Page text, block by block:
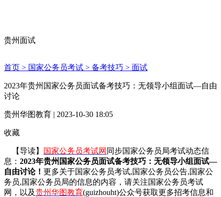
贵州面试
首页 > 国家公务员考试 > 备考技巧 > 面试
2023年贵州国家公务员面试备考技巧：无领导小组面试—自由
讨论
贵州华图教育 | 2023-10-30 18:05
收藏
【导读】 国家公务员考试网 同步国家公务员局考试动态信
息： 2023年贵州国家公务员面试备考技巧：无领导小组面试—
自由讨论！ 更多关于国家公务员考试,国家公务员公告,国家公
务员,国家公务员局的信息的内容，请关注国家公务员考试
网，以及贵州华图教育(guizhouht)公众号获取更多招考信息和